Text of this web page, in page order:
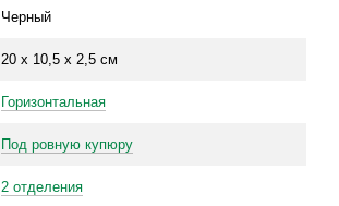
Черный
20 х 10,5 х 2,5 см
Горизонтальная
Под ровную купюру
2 отделения